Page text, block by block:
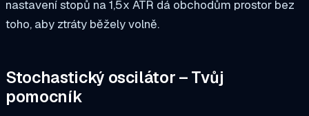
nastavení stopů na 1,5x ATR dá obchodům prostor bez
toho, aby ztráty běžely volně.
Stochastický oscilátor – Tvůj
pomocník